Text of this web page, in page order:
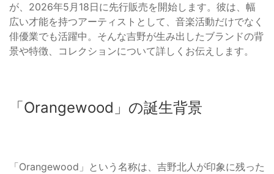
が、2026年5月18日に先行販売を開始します。彼は、幅
広い才能を持つアーティストとして、音楽活動だけでなく
俳優業でも活躍中。そんな吉野が生み出したブランドの背
景や特徴、コレクションについて詳しくお伝えします。
「Orangewood」の誕生背景
「Orangewood」という名称は、吉野北人が印象に残った